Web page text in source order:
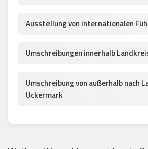
Ausstellung von internationalen
Umschreibungen innerhalb
Umschreibung von außerhalb nach
Uckermark